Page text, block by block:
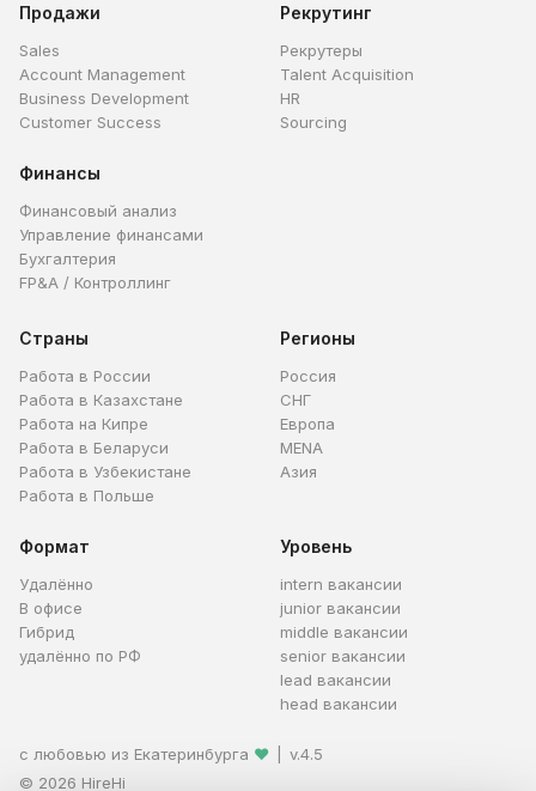
Продажи
Sales
Account Management
Business Development
Customer Success
Рекрутинг
Рекрутеры
Talent Acquisition
HR
Sourcing
Финансы
Финансовый анализ
Управление финансами
Бухгалтерия
FP&A / Контроллинг
Страны
Работа в России
Работа в Казахстане
Работа на Кипре
Работа в Беларуси
Работа в Узбекистане
Работа в Польше
Регионы
Россия
СНГ
Европа
MENA
Азия
Формат
Удалённо
В офисе
Гибрид
удалённо по РФ
Уровень
intern вакансии
junior вакансии
middle вакансии
senior вакансии
lead вакансии
head вакансии
с любовью из Екатеринбурга ❤
v.4.5
© 2026 HireHi